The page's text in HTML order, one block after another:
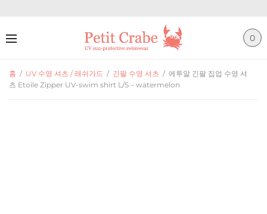
0
홈 / UV 수영 셔츠 / 래쉬가드 / 긴팔 수영 셔츠 / 에투알 긴팔 집업 수영 셔
츠 Etoile Zipper UV-swim shirt L/S – watermelon